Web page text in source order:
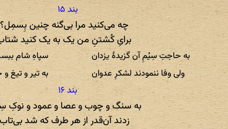
چه می‌کنید مرا بی‌گنه چنین بِسمِل؟
برایِ کُشتنِ من یک به یک کنید
به حاجتِ سِیُمِ آن گزیدهٔ یزدان
سپاهِ شام
ولی وفا ننمودند لشکرِ عدوان
به تیر و تیغ
به سنگ و چوب و عصا و عمود و نوکِ
زدند آن‌قدر از هر طرف که شد بی‌تاب